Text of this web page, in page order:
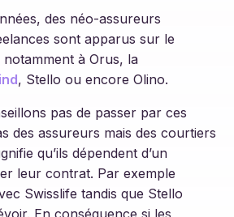
des néo-assureurs
sont apparus sur le
à Orus, la
, Stello ou encore Olino.
pas de passer par ces
des assureurs mais des courtiers
qu’ils dépendent d’un
leur contrat. Par exemple
Swisslife tandis que Stello
En conséquence si les